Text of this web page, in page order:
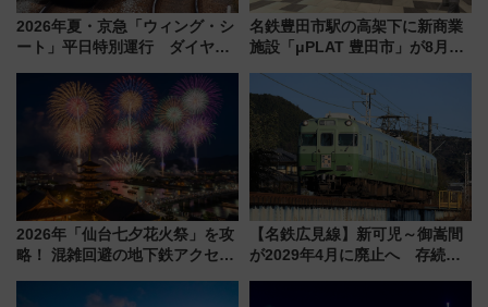
2026年夏・京急「ウィング・シ
ート」平日特別運行 ダイヤ・
三浦海岸を堪能できるお出かけ
プランもご紹介
名鉄豊田市駅の高架下に新商業
施設「μPLAT 豊田市」が8月26
たな玄関口へ
2026年「仙台七夕花火祭」を攻
略！ 混雑回避の地下鉄アクセス
火前に楽しむ仙台観光ルートま
【名鉄広見線】新可児～御嵩間
が2029年4月に廃止へ 存続協